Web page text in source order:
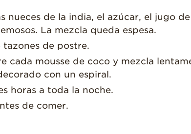
nueces de la india, el azúcar, el jugo
La mezcla queda espesa.
tazones de postre.
cada mousse de coco y mezcla
con un espiral.
horas a toda la noche.
de comer.